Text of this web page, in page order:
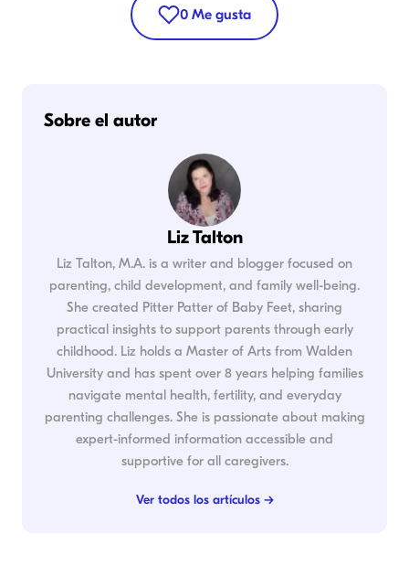
0 Me gusta
Sobre el autor
Liz Talton
Liz Talton, M.A. is a writer and blogger focused on
parenting, child development, and family well-being.
She created Pitter Patter of Baby Feet, sharing
practical insights to support parents through early
childhood. Liz holds a Master of Arts from Walden
University and has spent over 8 years helping families
navigate mental health, fertility, and everyday
parenting challenges. She is passionate about making
expert-informed information accessible and
supportive for all caregivers.
Ver todos los artículos →